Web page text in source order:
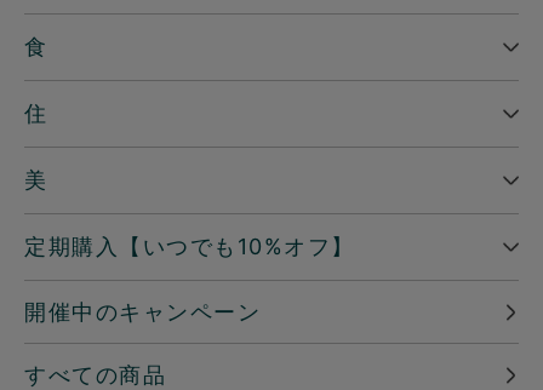
食
住
美
定期購入【いつでも10%オフ】
開催中のキャンペーン
すべての商品